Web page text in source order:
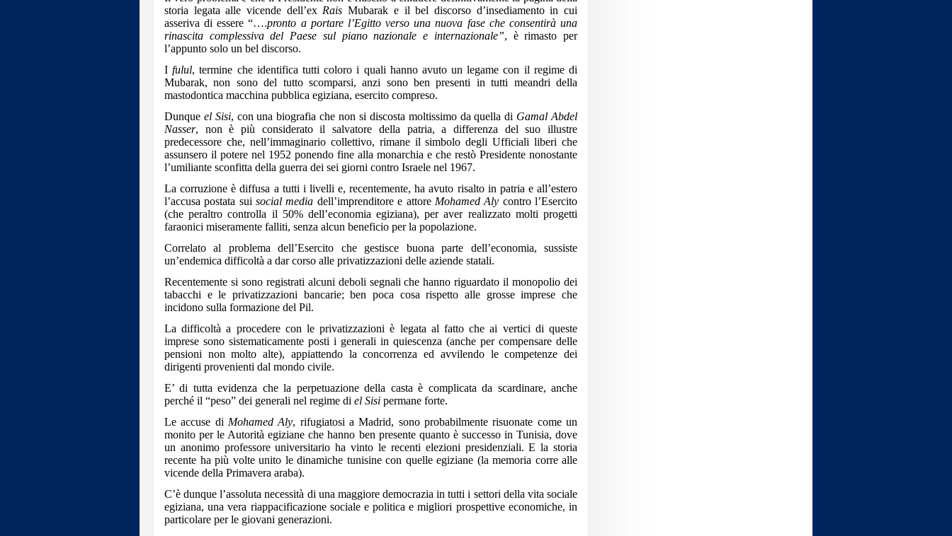
storia legata alle vicende dell’ex Rais Mubarak e il bel discorso d’insediamento in cui
asseriva di essere “….pronto a portare l’Egitto verso una nuova fase che consentirà una
rinascita complessiva del Paese sul piano nazionale e internazionale”, è rimasto per
l’appunto solo un bel discorso.
Ifulul, termine che identifica tutti coloro i quali hanno avuto un legame con il regime di
Mubarak, non sono del tutto scomparsi, anzi sono ben presenti in tutti meandri della
mastodontica macchina pubblica egiziana, esercito compreso.
Dunque el Sisi, con una biografia che non si discosta moltissimo da quella di Gamal Abdel
Nasser, non è più considerato il salvatore della patria, a differenza del suo illustre
predecessore che, nell’immaginario collettivo, rimane il simbolo degli Ufficiali liberi che
assunsero il potere nel 1952 ponendo fine alla monarchia e che restò Presidente nonostante
l’umiliante sconfitta della guerra dei sei giorni contro Israele nel 1967.
La corruzione è diffusa a tutti i livelli e, recentemente, ha avuto risalto in patria e all’estero
l’accusa postata suisocial media dell’imprenditore e attore Mohamed Aly contro l’Esercito
(che peraltro controlla il 50% dell’economia egiziana), per aver realizzato molti progetti
faraonici miseramente falliti, senza alcun beneficio per la popolazione.
Correlato al problema dell’Esercito che gestisce buona parte dell’economia, sussiste
un’endemica difficoltà a dar corso alle privatizzazioni delle aziende statali.
Recentemente si sono registrati alcuni deboli segnali che hanno riguardato il monopolio dei
tabacchi e le privatizzazioni bancarie; ben poca cosa rispetto alle grosse imprese che
incidono sulla formazione del Pil.
La difficoltà a procedere con le privatizzazioni è legata al fatto che ai vertici di queste
imprese sono sistematicamente posti i generali in quiescenza (anche per compensare delle
pensioni non molto alte), appiattendo la concorrenza ed avvilendo le competenze dei
dirigenti provenienti dal mondo civile.
E’ di tutta evidenza che la perpetuazione della casta è complicata da scardinare, anche
perché il “peso” dei generali nel regime di el Sisi permane forte.
Le accuse di Mohamed Aly, rifugiatosi a Madrid, sono probabilmente risuonate come un
monito per le Autorità egiziane che hanno ben presente quanto è successo in Tunisia, dove
un anonimo professore universitario ha vinto le recenti elezioni presidenziali. E la storia
recente ha più volte unito le dinamiche tunisine con quelle egiziane (la memoria corre alle
vicende della Primavera araba).
C’è dunque l’assoluta necessità di una maggiore democrazia in tutti i settori della vita sociale
egiziana, una vera riappacificazione sociale e politica e migliori prospettive economiche, in
particolare per le giovani generazioni.